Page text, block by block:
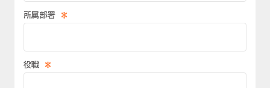
*
所属部署
*
役職